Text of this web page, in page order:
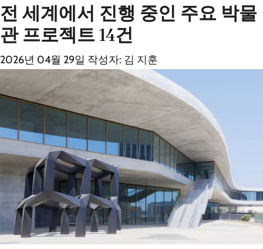
전 세계에서 진행 중인 주요 박물
관 프로젝트 14건
2026년 04월 29일 작성자: 김 지훈